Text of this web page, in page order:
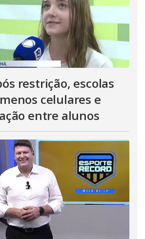
restrição, escolas
celulares e
entre alunos